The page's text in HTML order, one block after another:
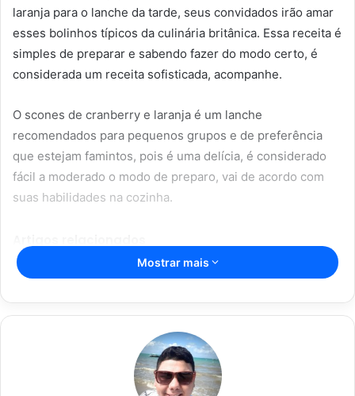
laranja para o lanche da tarde, seus convidados irão amar
esses bolinhos típicos da culinária britânica. Essa receita é
simples de preparar e sabendo fazer do modo certo, é
considerada um receita sofisticada, acompanhe.
O scones de cranberry e laranja é um lanche
recomendados para pequenos grupos e de preferência
que estejam famintos, pois é uma delícia, é considerado
fácil a moderado o modo de preparo, vai de acordo com
suas habilidades na cozinha.
paladar: macarrão com creme de
16/06/2023
Parmegiana de Frango: a escolha
Mostrar mais